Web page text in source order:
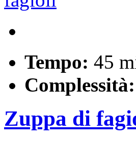
Tempo: 45
Complessità:
Zuppa di